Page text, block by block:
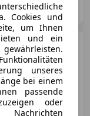
M60 xDrive
1
Cookies und
um Ihnen
und ein
unseres
bei einem
passende
oder